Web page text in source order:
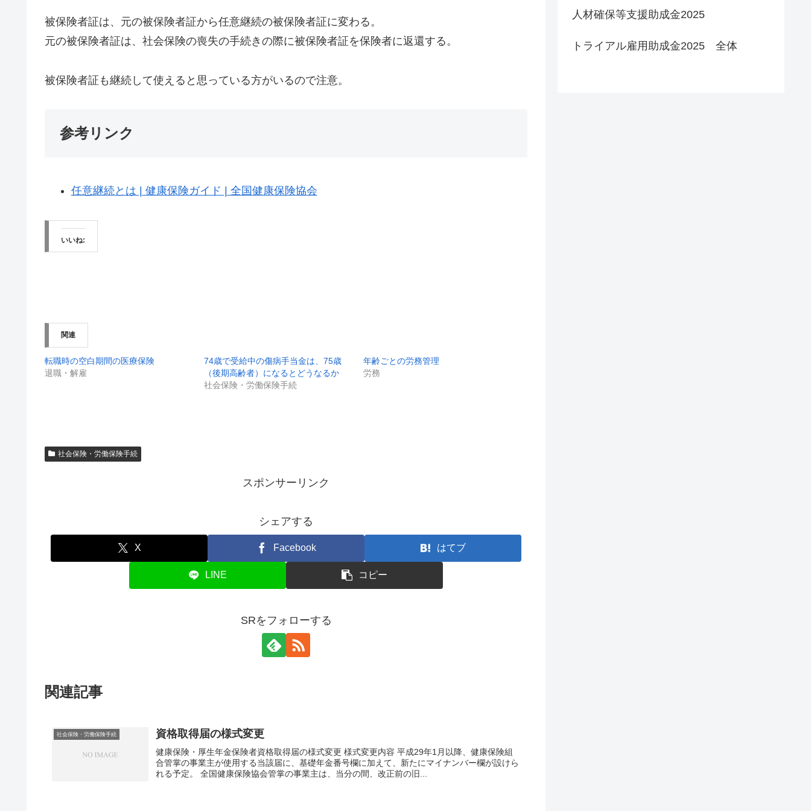
被保険者証は、元の被保険者証から任意継続の被保険者証に変わる。
元の被保険者証は、社会保険の喪失の手続きの際に被保険者証を保険者に返還する。
被保険者証も継続して使えると思っている方がいるので注意。
参考リンク
任意継続とは | 健康保険ガイド | 全国健康保険協会
いいね:
関連
転職時の空白期間の医療保険
退職・解雇
74歳で受給中の傷病手当金は、75歳
（後期高齢者）になるとどうなるか
社会保険・労働保険手続
年齢ごとの労務管理
労務
社会保険・労働保険手続
スポンサーリンク
シェアする
X Facebook はてブ
LINE コピー
SRをフォローする
関連記事
社会保険・労働保険手続 資格取得届の様式変更
健康保険・厚生年金保険者資格取得届の様式変更 様式変更内容 平成29年1月以降、健康保険組
合管掌の事業主が使用する当該届に、基礎年金番号欄に加えて、新たにマイナンバー欄が設けら
れる予定。 全国健康保険協会管掌の事業主は、当分の間、改正前の旧...
人材確保等支援助成金2025
トライアル雇用助成金2025 全体